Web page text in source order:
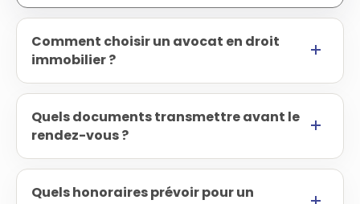
Comment choisir un avocat en droit
immobilier ?
Quels documents transmettre avant le
rendez-vous ?
Quels honoraires prévoir pour un